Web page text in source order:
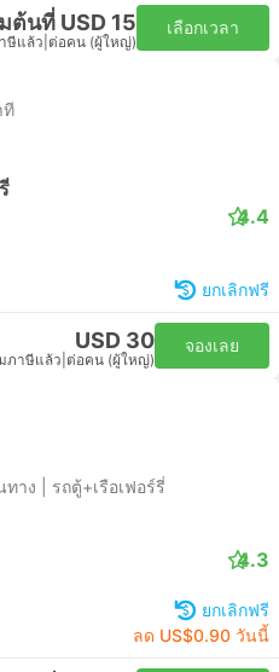
ต้นที่ USD 15
ษีแล้ว ต่อคน (ผู้ใหญ่)
เลือกเวลา
ที
4.4
ยกเลิกฟรี
USD 30
ภาษีแล้ว ต่อคน (ผู้ใหญ่)
จองเลย
าง | รถตู้+เรือเฟอร์รี่
4.3
ยกเลิกฟรี
ลด US$0.90 วันนี้